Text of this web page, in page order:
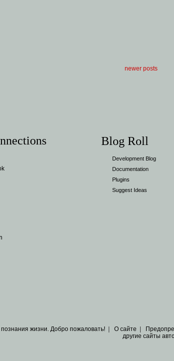
newer posts
Blog Roll
Development Blog
Documentation
Plugins
Suggest Ideas
жизни. Добро пожаловать! | О сайте |
другие сайты